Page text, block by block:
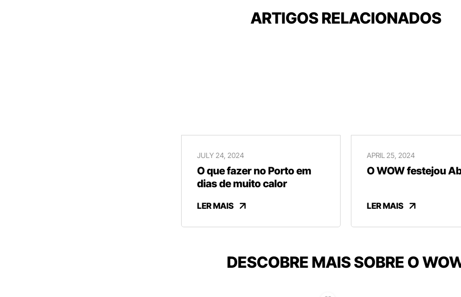
ARTIGOS RELACIONADOS
JULY 24, 2024
O que fazer no Porto em
dias de muito calor
LER MAIS
APRIL 25, 2024
O WOW festejou
LER MAIS
DESCOBRE MAIS SOBRE O